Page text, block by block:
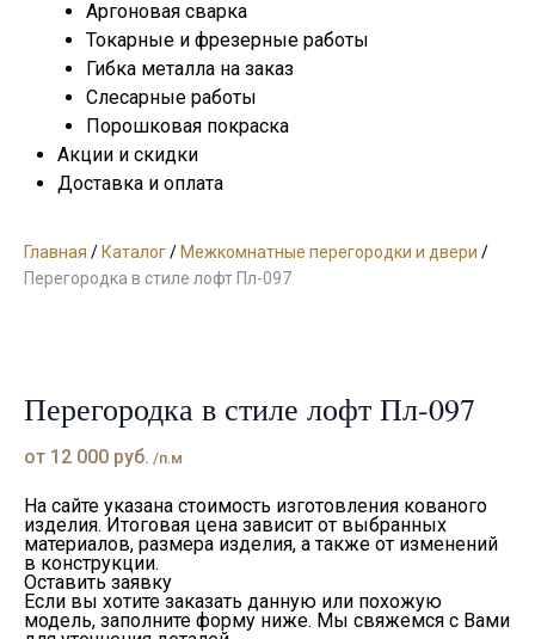
Аргоновая сварка
Токарные и фрезерные работы
Гибка металла на заказ
Слесарные работы
Порошковая покраска
Акции и скидки
Доставка и оплата
Главная /Каталог/Межкомнатные перегородки и двери /
Перегородка в стиле лофт Пл-097
Перегородка в стиле лофт Пл-097
от 12 000 руб. /п.м
На сайте указана стоимость изготовления кованого
изделия. Итоговая цена зависит от выбранных
материалов, размера изделия, а также от изменений
в конструкции.
Оставить заявку
Если вы хотите заказать данную или похожую
модель, заполните форму ниже. Мы свяжемся с Вами